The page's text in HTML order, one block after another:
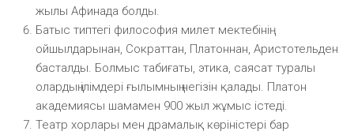
жылы Афинада болды.
Батыс типтегі философия милет мектебінің
ойшылдарынан, Сократтан, Платоннан, Аристотельден
басталды. Болмыс табиғаты, этика, саясат туралы
олардың ілімдері ғылымның негізін қалады. Платон
академиясы шамамен 900 жыл жұмыс істеді.
Театр хорлары мен драмалық көріністері бар